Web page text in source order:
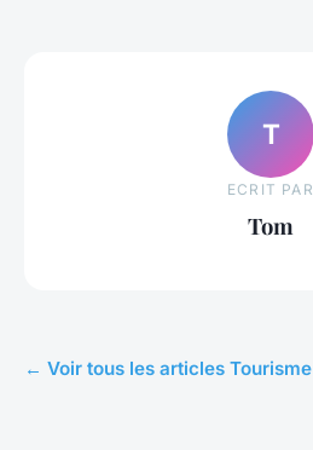
T
ECRIT PAR
Tom
← Voir tous les articles Tourisme